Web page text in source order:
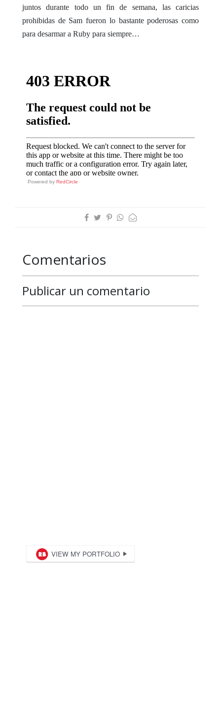
juntos durante todo un fin de semana, las caricias
prohibidas de Sam fueron lo bastante poderosas como
para desarmar a Ruby para siempre…
Powered by RedCircle
Comentarios
Publicar un comentario